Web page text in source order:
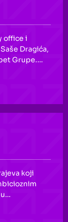
office i
Dragića,
Grupe.
fokusom na
koji